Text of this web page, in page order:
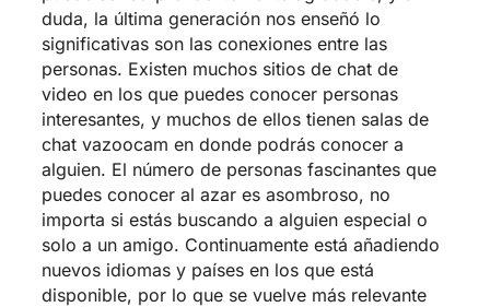
duda, la última generación nos enseñó lo
significativas son las conexiones entre las
personas. Existen muchos sitios de chat de
video en los que puedes conocer personas
interesantes, y muchos de ellos tienen salas de
chat vazoocam en donde podrás conocer a
alguien. El número de personas fascinantes que
puedes conocer al azar es asombroso, no
importa si estás buscando a alguien especial o
solo a un amigo. Continuamente está añadiendo
nuevos idiomas y países en los que está
disponible, por lo que se vuelve más relevante